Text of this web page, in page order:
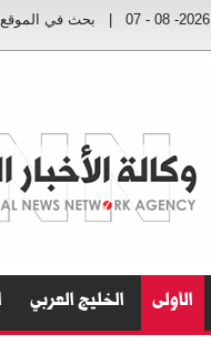
2026- 08 - 07 بحث في
الأولى الخليج العربي